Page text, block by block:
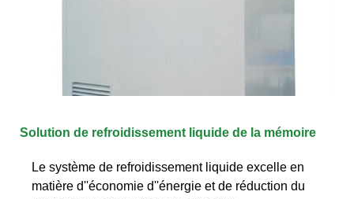
Solution de refroidissement liquide de la mémoire
Le système de refroidissement liquide excelle en
matière d''économie d''énergie et de réduction du